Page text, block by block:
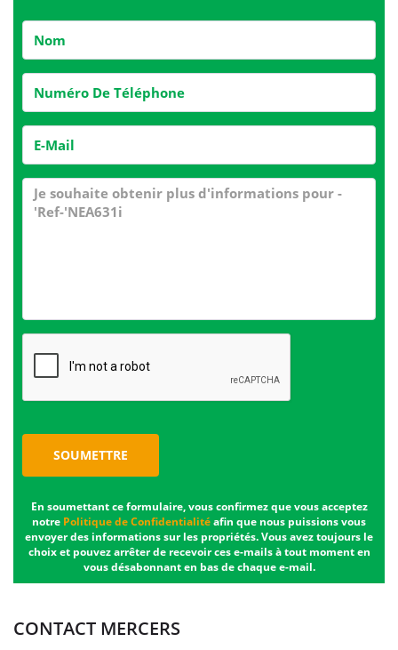
SOUMETTRE
En soumettant ce formulaire, vous confirmez que vous acceptez
notre Politique de Confidentialitéafin que nous puissions vous
envoyer des informations sur les propriétés. Vous avez toujours le
choix et pouvez arrêter de recevoir ces e-mails à tout moment en
vous désabonnant en bas de chaque e-mail.
CONTACT MERCERS